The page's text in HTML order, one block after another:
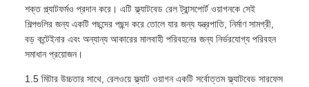
শক্ত প্ল্যাটফর্মও প্রদান করে। এটি ফ্ল্যাটবেড রেল ট্রান্সপোর্ট ওয়াগনকে সেই
শিল্পগুলির জন্য একটি পছন্দের পছন্দ করে তোলে যার জন্য যন্ত্রপাতি, নির্মাণ সামগ্রী,
বড় কন্টেইনার এবং অন্যান্য আকারের মালবাহী পরিবহনের জন্য নির্ভরযোগ্য পরিবহন
সমাধান প্রয়োজন।
1.5 মিটার উচ্চতার সাথে, রেলওয়ে ফ্ল্যাট ওয়াগন একটি সর্বোত্তম ফ্ল্যাটবেড সারফেস